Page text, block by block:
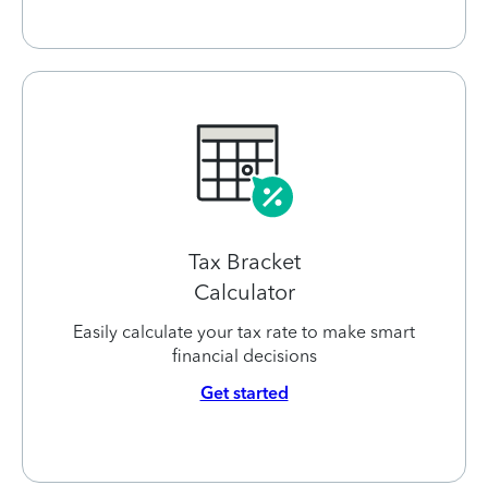
Tax Bracket
Calculator
Easily calculate your tax rate to make smart
financial decisions
Get started